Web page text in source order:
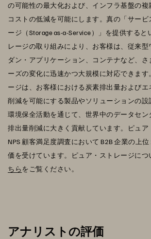
の可能性の最大化および、インフラ基盤の複
コストの低減を可能にします。真の「サービ
ージ（Storage as-a-Service）」を提供すると
レージの取り組みにより、お客様は、従来
ダン・アプリケーション、コンテナなど、さ
ーズの変化に迅速かつ大規模に対応できます
ージは、お客様における炭素排出量および
削減を可能にする製品やソリューションの設
環境保全活動を通じて、世界中のデータセ
排出量削減に大きく貢献しています。ピュア
NPS 顧客満足度調査において B2B 企業の上
価を受けています。ピュア・ストレージにつ
ちらをご覧ください。
アナリストの評価